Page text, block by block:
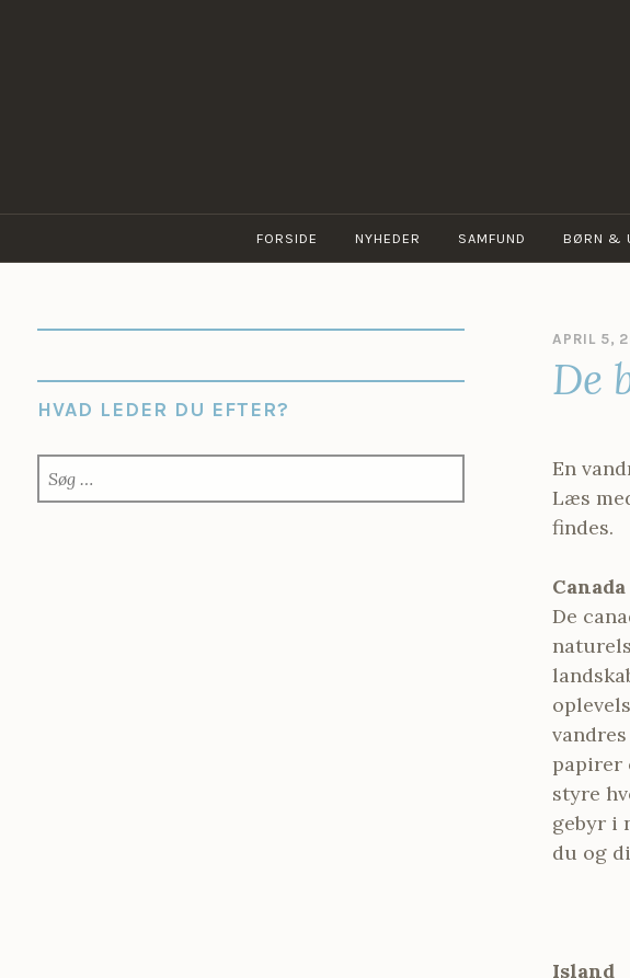
FORSIDE NYHEDER SAMFUND BØRN &
APRIL 5,
De
En
Læs
findes.
Canada
De
papirer
styre
gebyr i
du og
Island
HVAD LEDER DU EFTER?
EFTER: